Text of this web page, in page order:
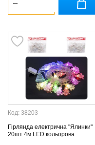
Код: 38203
Гірлянда електрична "Ялинки"
20шт 4м LED кольорова